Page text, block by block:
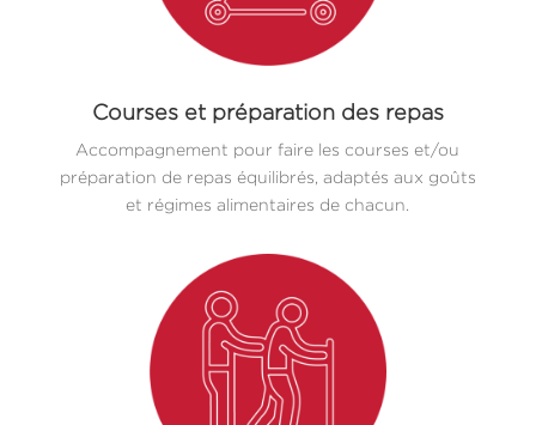
Courses et préparation des repas
Accompagnement pour faire les courses et/ou
préparation de repas équilibrés, adaptés aux goûts
et régimes alimentaires de chacun.